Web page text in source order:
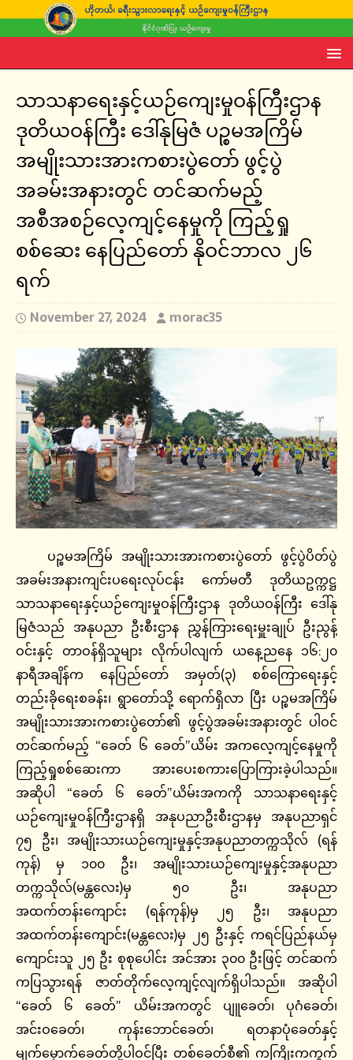
သာသနာရေးနှင့်ယဉ်ကျေးမှုဝန်ကြီးဌာန
ဒုတိယဝန်ကြီး ဒေါ်နုမြဇံ ပဉ္စမအကြိမ်
အမျိုးသားအားကစားပွဲတော် ဖွင့်ပွဲ
အခမ်းအနားတွင် တင်ဆက်မည့်
အစီအစဉ်လေ့ကျင့်နေမှုကို ကြည့်ရှု
စစ်ဆေး နေပြည်တော် နိုဝင်ဘာလ ၂၆
ရက်
November 27, 2024 morac35
ပဉ္စမအကြိမ် အမျိုးသားအားကစားပွဲတော် ဖွင့်ပွဲပိတ်ပွဲ
အခမ်းအနားကျင်းပရေးလုပ်ငန်း ကော်မတီ ဒုတိယဥက္ကဋ္ဌ
သာသနာရေးနှင့်ယဉ်ကျေးမှုဝန်ကြီးဌာန ဒုတိယဝန်ကြီး ဒေါ်နု
မြဇံသည် အနုပညာ ဦးစီးဌာန ညွှန်ကြားရေးမှူးချုပ် ဦးညွန့်
ဝင်းနှင့် တာဝန်ရှိသူများ လိုက်ပါလျက် ယနေ့ညနေ ၁၆:၂၀
နာရီအချိန်က နေပြည်တော် အမှတ်(၃) စစ်ကြောရေးနှင့်
တည်းခိုရေးစခန်း၊ ရွာတော်သို့ ရောက်ရှိလာ ပြီး ပဉ္စမအကြိမ်
အမျိုးသားအားကစားပွဲတော်၏ ဖွင့်ပွဲအခမ်းအနားတွင် ပါဝင်
တင်ဆက်မည့် “ခေတ် ၆ ခေတ်”ယိမ်း အကလေ့ကျင့်နေမှုကို
ကြည့်ရှုစစ်ဆေးကာ အားပေးစကားပြောကြားခဲ့ပါသည်။
အဆိုပါ “ခေတ် ၆ ခေတ်”ယိမ်းအကကို သာသနာရေးနှင့်
ယဉ်ကျေးမှုဝန်ကြီးဌာနရှိ အနုပညာဦးစီးဌာနမှ အနုပညာရှင်
၇၅ ဦး၊ အမျိုးသားယဉ်ကျေးမှုနှင့်အနုပညာတက္ကသိုလ် (ရန်
ကုန်) မှ ၁၀၀ ဦး၊ အမျိုးသားယဉ်ကျေးမှုနှင့်အနုပညာ
တက္ကသိုလ်(မန္တလေး)မှ ၅၀ ဦး၊ အနုပညာ
အထက်တန်းကျောင်း (ရန်ကုန်)မှ ၂၅ ဦး၊ အနုပညာ
အထက်တန်းကျောင်း(မန္တလေး)မှ ၂၅ ဦးနှင့် ကရင်ပြည်နယ်မှ
ကျောင်းသူ ၂၅ ဦး စုစုပေါင်း အင်အား ၃၀၀ ဦးဖြင့် တင်ဆက်
ကပြသွားရန် ဇာတ်တိုက်လေ့ကျင့်လျက်ရှိပါသည်။ အဆိုပါ
“ခေတ် ၆ ခေတ်” ယိမ်းအကတွင် ပျူခေတ်၊ ပုဂံခေတ်၊
အင်းဝခေတ်၊ ကုန်းဘောင်ခေတ်၊ ရတနာပုံခေတ်နှင့်
မျက်မှောက်ခေတ်တို့ပါဝင်ပြီး တစ်ခေတ်စီ၏ ကကြိုးကကွက်